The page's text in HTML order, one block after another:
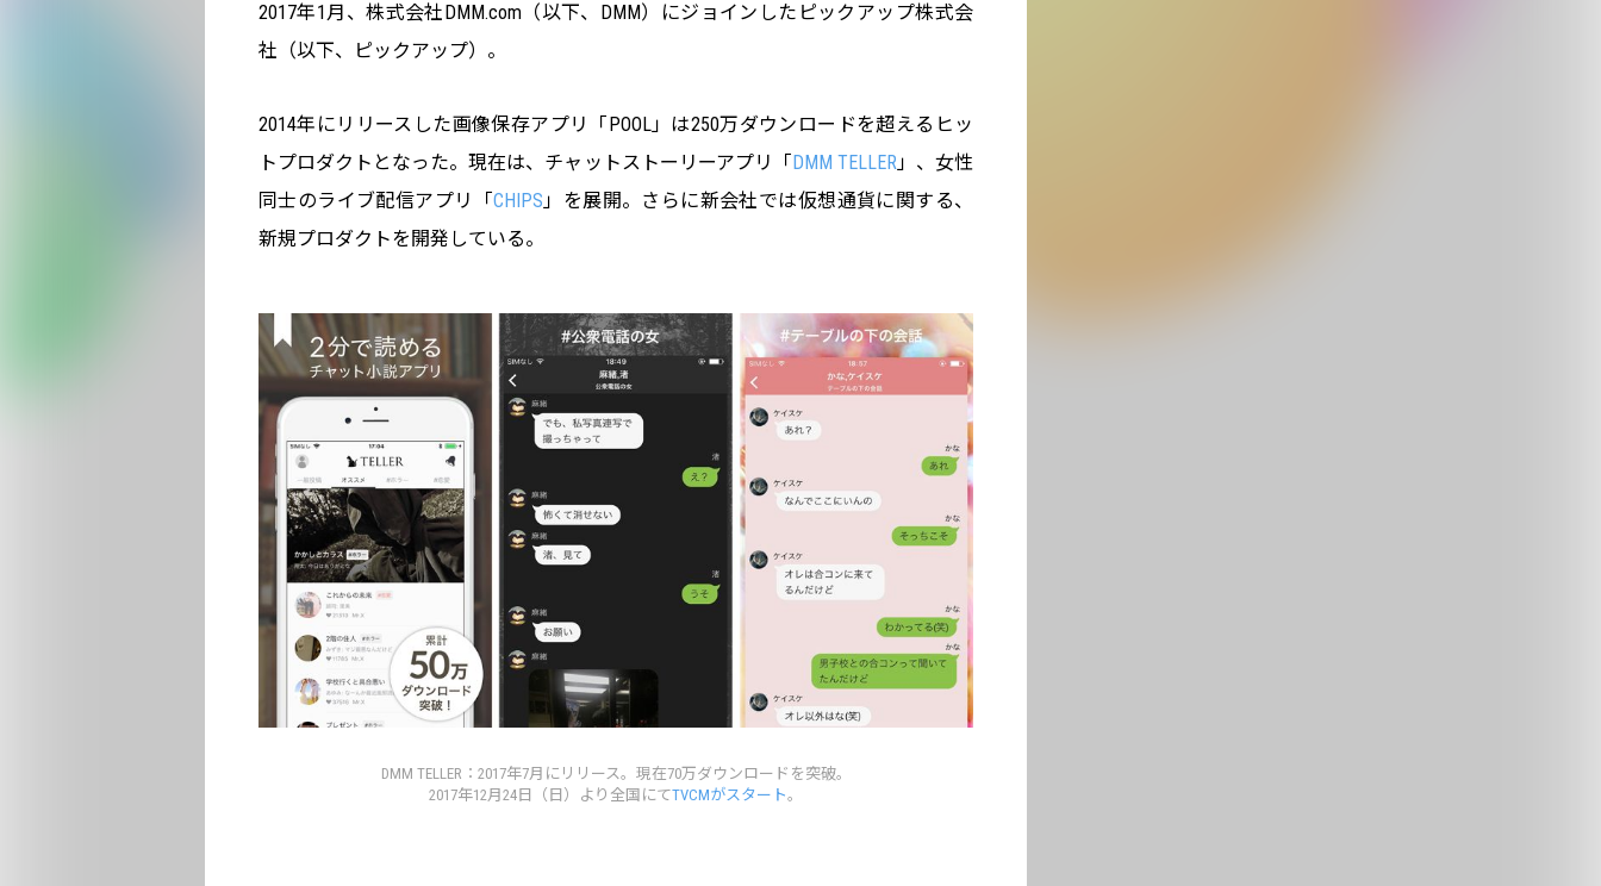
2017年1月、株式会社DMM.com（以下、DMM）にジョインしたピックアップ株式会
社（以下、ピックアップ）。
2014年にリリースした画像保存アプリ「POOL」は250万ダウンロードを超えるヒッ
トプロダクトとなった。現在は、チャットストーリーアプリ「 DMM TELLER」、女性
同士のライブ配信アプリ「 CHIPS」を展開。さらに新会社では仮想通貨に関する、
新規プロダクトを開発している。
DMM TELLER：2017年7月にリリース。現在70万ダウンロードを突破。
2017年12月24日（日）より全国にてTVCMがスタート。